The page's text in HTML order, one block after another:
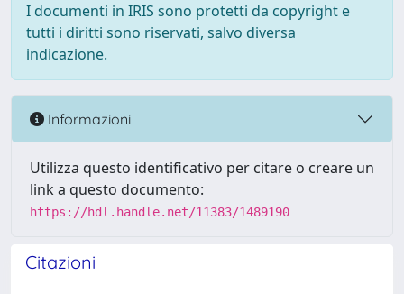
I documenti in IRIS sono protetti da copyright e
tutti i diritti sono riservati, salvo diversa
indicazione.
Informazioni
Utilizza questo identificativo per citare o creare un
link a questo documento:
https://hdl.handle.net/11383/1489190
Citazioni